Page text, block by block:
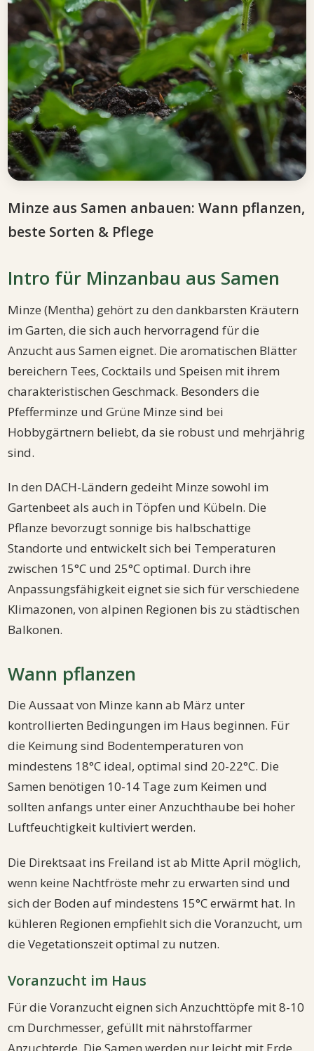
Minze aus Samen anbauen: Wann pflanzen,
beste Sorten & Pflege
Intro für Minzanbau aus Samen
Minze (Mentha) gehört zu den dankbarsten Kräutern
im Garten, die sich auch hervorragend für die
Anzucht aus Samen eignet. Die aromatischen Blätter
bereichern Tees, Cocktails und Speisen mit ihrem
charakteristischen Geschmack. Besonders die
Pfefferminze und Grüne Minze sind bei
Hobbygärtnern beliebt, da sie robust und mehrjährig
sind.
In den DACH-Ländern gedeiht Minze sowohl im
Gartenbeet als auch in Töpfen und Kübeln. Die
Pflanze bevorzugt sonnige bis halbschattige
Standorte und entwickelt sich bei Temperaturen
zwischen 15°C und 25°C optimal. Durch ihre
Anpassungsfähigkeit eignet sie sich für verschiedene
Klimazonen, von alpinen Regionen bis zu städtischen
Balkonen.
Wann pflanzen
Die Aussaat von Minze kann ab März unter
kontrollierten Bedingungen im Haus beginnen. Für
die Keimung sind Bodentemperaturen von
mindestens 18°C ideal, optimal sind 20-22°C. Die
Samen benötigen 10-14 Tage zum Keimen und
sollten anfangs unter einer Anzuchthaube bei hoher
Luftfeuchtigkeit kultiviert werden.
Die Direktsaat ins Freiland ist ab Mitte April möglich,
wenn keine Nachtfröste mehr zu erwarten sind und
sich der Boden auf mindestens 15°C erwärmt hat. In
kühleren Regionen empfiehlt sich die Voranzucht, um
die Vegetationszeit optimal zu nutzen.
Voranzucht im Haus
Für die Voranzucht eignen sich Anzuchttöpfe mit 8-10
cm Durchmesser, gefüllt mit nährstoffarmer
Anzuchterde. Die Samen werden nur leicht mit Erde